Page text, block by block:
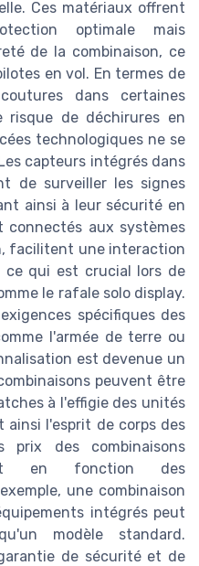
Ces matériaux offrent
optimale mais
de la combinaison, ce
en vol. En termes de
dans certaines
risque de déchirures en
technologiques ne se
capteurs intégrés dans
de surveiller les signes
ainsi à leur sécurité en
connectés aux systèmes
facilitent une interaction
ce qui est crucial lors de
le rafale solo display.
spécifiques des
l'armée de terre ou
est devenue un
peuvent être
à l'effigie des unités
ainsi l'esprit de corps des
prix des combinaisons
en fonction des
une combinaison
intégrés peut
modèle standard.
de sécurité et de